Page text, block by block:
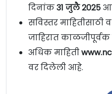
दिनांक31 जुलै2025
सविस्तर माहितीसाठी
जाहिरात काळजीपूर्वक
अधिक माहिती
वर दिलेली आहे.